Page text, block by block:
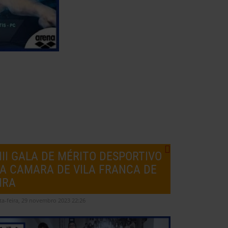
GALA DE MÉRITO DESPORTIVO
CAMARA DE VILA FRANCA DE
feira, 29 novembro 2023 22:26